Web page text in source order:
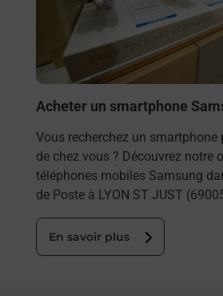
Acheter un smartphone
Vous recherchez un smartphone
de chez vous ? Découvrez notre
téléphones mobiles Samsung
de Poste à LYON ST JUST
En savoir plus